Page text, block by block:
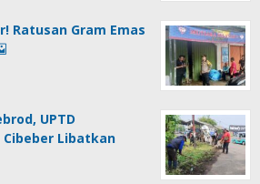
Ratusan Gram Emas
UPTD
Libatkan